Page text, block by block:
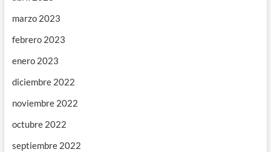
marzo 2023
febrero 2023
enero 2023
diciembre 2022
noviembre 2022
octubre 2022
septiembre 2022